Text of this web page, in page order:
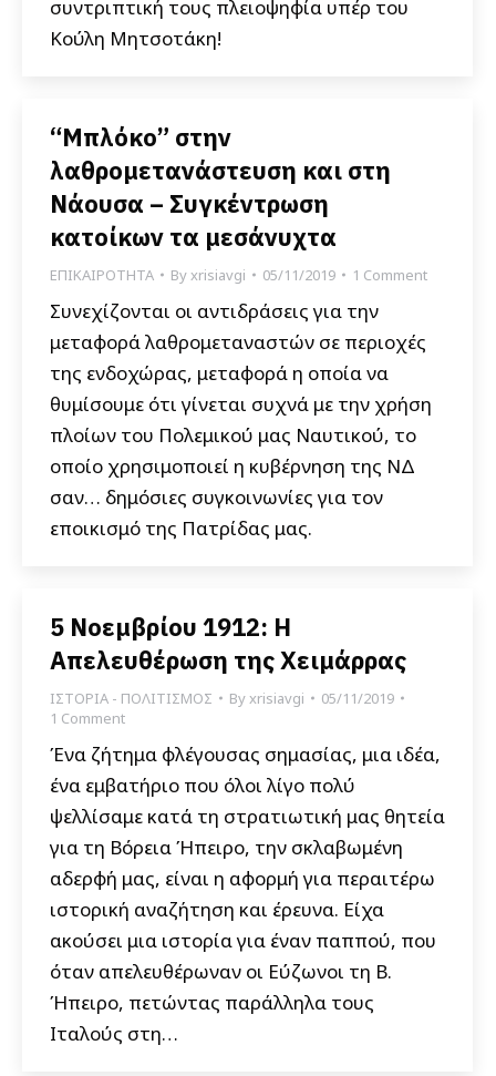
συντριπτική τους πλειοψηφία υπέρ του
Κούλη Μητσοτάκη!
“Μπλόκο” στην
λαθρομετανάστευση και στη
Νάουσα – Συγκέντρωση
κατοίκων τα μεσάνυχτα
ΕΠΙΚΑΙΡΟΤΗΤΑ Byxrisiavgi 05/11/2019 1 Comment
Συνεχίζονται οι αντιδράσεις για την
μεταφορά λαθρομεταναστών σε περιοχές
της ενδοχώρας, μεταφορά η οποία να
θυμίσουμε ότι γίνεται συχνά με την χρήση
πλοίων του Πολεμικού μας Ναυτικού, το
οποίο χρησιμοποιεί η κυβέρνηση της ΝΔ
σαν… δημόσιες συγκοινωνίες για τον
εποικισμό της Πατρίδας μας.
5 Νοεμβρίου 1912: Η
Απελευθέρωση της Χειμάρρας
ΙΣΤΟΡΙΑ - ΠΟΛΙΤΙΣΜΟΣ Byxrisiavgi
05/11/2019
1 Comment
Ένα ζήτημα φλέγουσας σημασίας, μια ιδέα,
ένα εμβατήριο που όλοι λίγο πολύ
ψελλίσαμε κατά τη στρατιωτική μας θητεία
για τη Βόρεια Ήπειρο, την σκλαβωμένη
αδερφή μας, είναι η αφορμή για περαιτέρω
ιστορική αναζήτηση και έρευνα. Είχα
ακούσει μια ιστορία για έναν παππού, που
όταν απελευθέρωναν οι Εύζωνοι τη Β.
Ήπειρο, πετώντας παράλληλα τους
Ιταλούς στη…